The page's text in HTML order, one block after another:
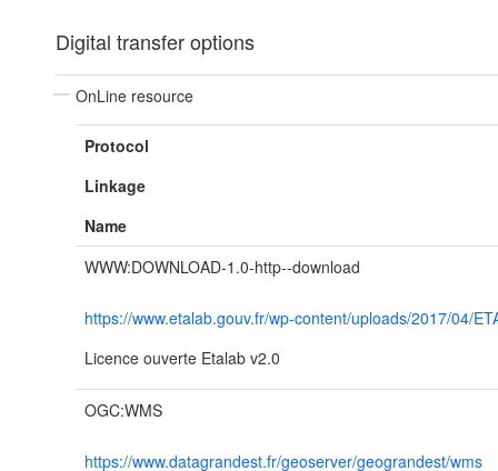
Digital transfer options
OnLine resource
Protocol
Linkage
Name
WWW:DOWNLOAD-1.0-http--download
https://www.etalab.gouv.fr/wp-content/uploads/2017/04/
Licence ouverte Etalab v2.0
OGC:WMS
https://www.datagrandest.fr/geoserver/geograndest/wms